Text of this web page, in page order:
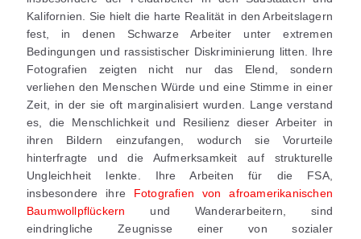
Kalifornien. Sie hielt die harte Realität in den Arbeitslagern
fest, in denen Schwarze Arbeiter unter extremen
Bedingungen und rassistischer Diskriminierung litten. Ihre
Fotografien zeigten nicht nur das Elend, sondern
verliehen den Menschen Würde und eine Stimme in einer
Zeit, in der sie oft marginalisiert wurden. Lange verstand
es, die Menschlichkeit und Resilienz dieser Arbeiter in
ihren Bildern einzufangen, wodurch sie Vorurteile
hinterfragte und die Aufmerksamkeit auf strukturelle
Ungleichheit lenkte. Ihre Arbeiten für die FSA,
insbesondere ihre Fotografien von afroamerikanischen
Baumwollpflückern und Wanderarbeitern, sind
eindringliche Zeugnisse einer von sozialer